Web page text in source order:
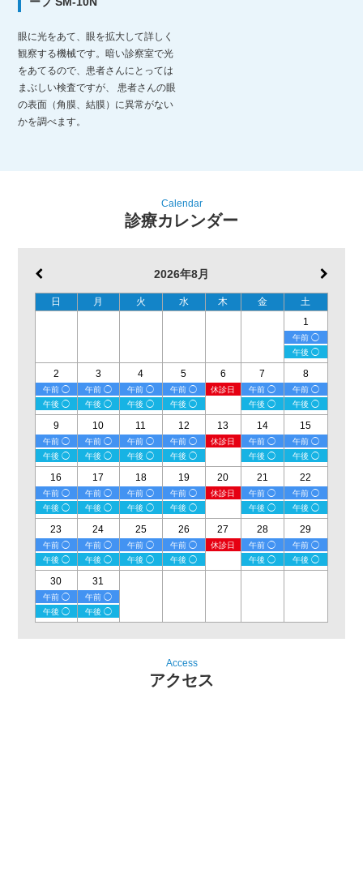
眼に光をあて、眼を拡大して詳しく
観察する機械です。暗い診察室で光
をあてるので、患者さんにとっては
まぶしい検査ですが、 患者さんの眼
の表面（角膜、結膜）に異常がない
かを調べます。
Calendar
診療カレンダー
2026年8月
日 月 火 水 木 金
土
1
午前 ◯
午後 ◯
2
午前 ◯
午後 ◯
3
午前 ◯
午後 ◯
4
午前 ◯
午後 ◯
5
午前 ◯
午後 ◯
6
休診日
7
午前 ◯
午後 ◯
8
午前 ◯
午後 ◯
9
午前 ◯
午後 ◯
10
午前 ◯
午後 ◯
11
午前 ◯
午後 ◯
12
午前 ◯
午後 ◯
13
休診日
14
午前 ◯
午後 ◯
15
午前 ◯
午後 ◯
16
午前 ◯
午後 ◯
17
午前 ◯
午後 ◯
18
午前 ◯
午後 ◯
19
午前 ◯
午後 ◯
20
休診日
21
午前 ◯
午後 ◯
22
午前 ◯
午後 ◯
23
午前 ◯
午後 ◯
24
午前 ◯
午後 ◯
25
午前 ◯
午後 ◯
26
午前 ◯
午後 ◯
27
休診日
28
午前 ◯
午後 ◯
29
午前 ◯
午後 ◯
30
午前 ◯
午後 ◯
31
午前 ◯
午後 ◯
Access
アクセス